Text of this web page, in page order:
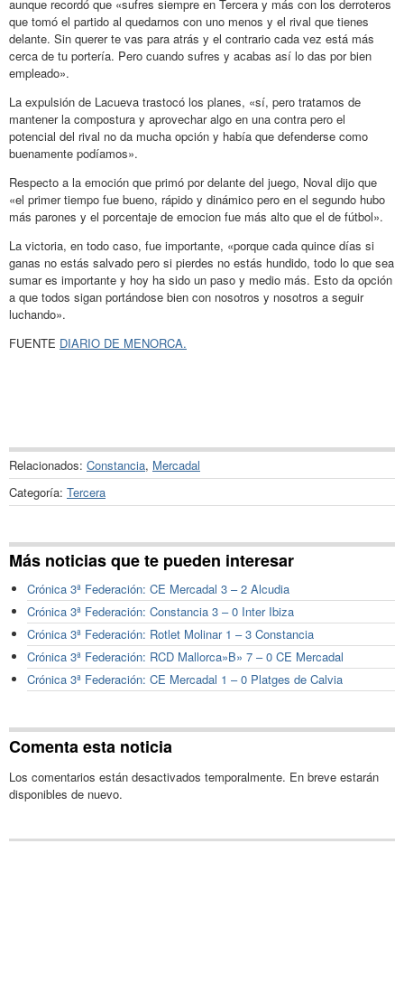
aunque recordó que «sufres siempre en Tercera y más con los derroteros
que tomó el partido al quedarnos con uno menos y el rival que tienes
delante. Sin querer te vas para atrás y el contrario cada vez está más
cerca de tu portería. Pero cuando sufres y acabas así lo das por bien
empleado».
La expulsión de Lacueva trastocó los planes, «sí, pero tratamos de
mantener la compostura y aprovechar algo en una contra pero el
potencial del rival no da mucha opción y había que defenderse como
buenamente podíamos».
Respecto a la emoción que primó por delante del juego, Noval dijo que
«el primer tiempo fue bueno, rápido y dinámico pero en el segundo hubo
más parones y el porcentaje de emocion fue más alto que el de fútbol».
La victoria, en todo caso, fue importante, «porque cada quince días si
ganas no estás salvado pero si pierdes no estás hundido, todo lo que sea
sumar es importante y hoy ha sido un paso y medio más. Esto da opción
a que todos sigan portándose bien con nosotros y nosotros a seguir
luchando».
FUENTE DIARIO DE MENORCA.
Relacionados: Constancia, Mercadal
Categoría: Tercera
Más noticias que te pueden interesar
Crónica 3ª Federación: CE Mercadal 3 – 2 Alcudia
Crónica 3ª Federación: Constancia 3 – 0 Inter Ibiza
Crónica 3ª Federación: Rotlet Molinar 1 – 3 Constancia
Crónica 3ª Federación: RCD Mallorca»B» 7 – 0 CE Mercadal
Crónica 3ª Federación: CE Mercadal 1 – 0 Platges de Calvia
Comenta esta noticia
Los comentarios están desactivados temporalmente. En breve estarán
disponibles de nuevo.